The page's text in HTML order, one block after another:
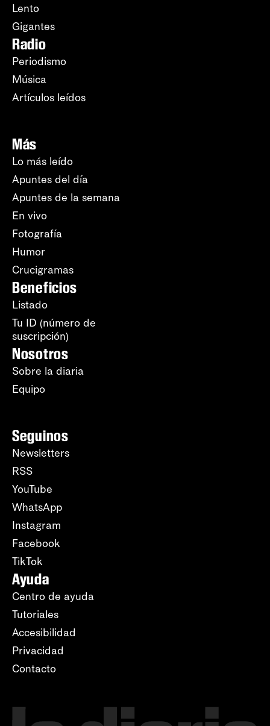
Lento
Gigantes
Radio
Periodismo
Música
Artículos leídos
Más
Lo más leído
Apuntes del día
Apuntes de la semana
En vivo
Fotografía
Humor
Crucigramas
Beneficios
Listado
Tu ID (número de
suscripción)
Nosotros
Sobre la diaria
Equipo
Seguinos
Newsletters
RSS
YouTube
WhatsApp
Instagram
Facebook
TikTok
Ayuda
Centro de ayuda
Tutoriales
Accesibilidad
Privacidad
Contacto